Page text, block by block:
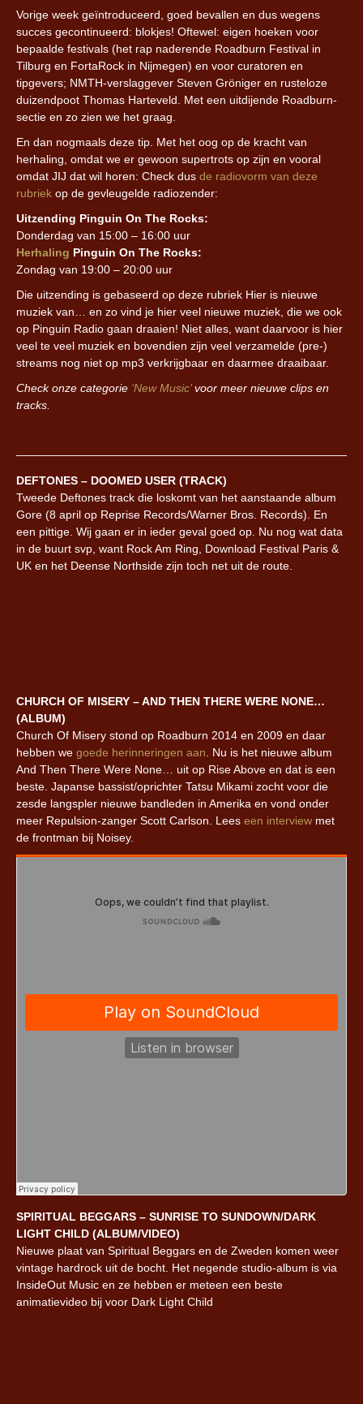
Vorige week geïntroduceerd, goed bevallen en dus wegens
succes gecontinueerd: blokjes! Oftewel: eigen hoeken voor
bepaalde festivals (het rap naderende Roadburn Festival in
Tilburg en FortaRock in Nijmegen) en voor curatoren en
tipgevers; NMTH-verslaggever Steven Gröniger en rusteloze
duizendpoot Thomas Harteveld. Met een uitdijende Roadburn-
sectie en zo zien we het graag.
En dan nogmaals deze tip. Met het oog op de kracht van
herhaling, omdat we er gewoon supertrots op zijn en vooral
omdat JIJ dat wil horen: Check dus de radiovorm van deze
rubriek op de gevleugelde radiozender:
Uitzending Pinguin On The Rocks:
Donderdag van 15:00 – 16:00 uur
Herhaling Pinguin On The Rocks:
Zondag van 19:00 – 20:00 uur
Die uitzending is gebaseerd op deze rubriek Hier is nieuwe
muziek van… en zo vind je hier veel nieuwe muziek, die we ook
op Pinguin Radio gaan draaien! Niet alles, want daarvoor is hier
veel te veel muziek en bovendien zijn veel verzamelde (pre-)
streams nog niet op mp3 verkrijgbaar en daarmee draaibaar.
Check onze categorie ‘New Music’voor meer nieuwe clips en
tracks.
DEFTONES – DOOMED USER (TRACK)
Tweede Deftones track die loskomt van het aanstaande album
Gore (8 april op Reprise Records/Warner Bros. Records). En
een pittige. Wij gaan er in ieder geval goed op. Nu nog wat data
in de buurt svp, want Rock Am Ring, Download Festival Paris &
UK en het Deense Northside zijn toch net uit de route.
CHURCH OF MISERY – AND THEN THERE WERE NONE…
(ALBUM)
Church Of Misery stond op Roadburn 2014 en 2009 en daar
hebben we goede herinneringen aan . Nu is het nieuwe album
And Then There Were None… uit op Rise Above en dat is een
beste. Japanse bassist/oprichter Tatsu Mikami zocht voor die
zesde langspler nieuwe bandleden in Amerika en vond onder
meer Repulsion-zanger Scott Carlson. Lees een interview met
de frontman bij Noisey.
SPIRITUAL BEGGARS – SUNRISE TO SUNDOWN/DARK
LIGHT CHILD (ALBUM/VIDEO)
Nieuwe plaat van Spiritual Beggars en de Zweden komen weer
vintage hardrock uit de bocht. Het negende studio-album is via
InsideOut Music en ze hebben er meteen een beste
animatievideo bij voor Dark Light Child